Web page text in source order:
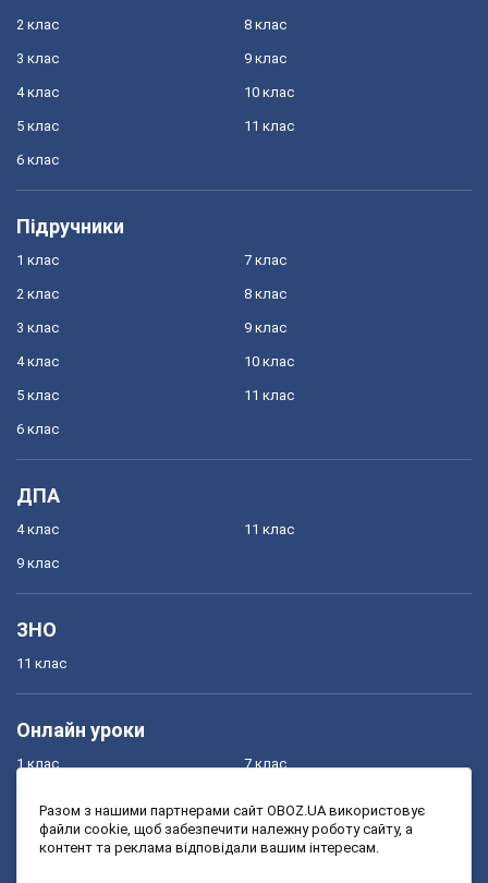
2 клас
3 клас
4 клас
5 клас
6 клас
8 клас
9 клас
10 клас
11 клас
Підручники
1 клас
2 клас
3 клас
4 клас
5 клас
6 клас
7 клас
8 клас
9 клас
10 клас
11 клас
ДПА
4 клас
9 клас
11 клас
ЗНО
11 клас
Онлайн уроки
1 клас
3 клас
7 клас
9 клас
Разом з нашими партнерами сайт OBOZ.UA використовує
файли cookie, щоб забезпечити належну роботу сайту, а
контент та реклама відповідали вашим інтересам.